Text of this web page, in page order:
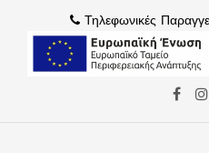
Τηλεφωνικές